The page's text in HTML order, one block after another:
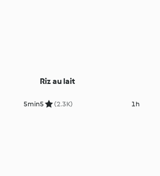
5min
Riz au lait
5 (2.3K) 1h